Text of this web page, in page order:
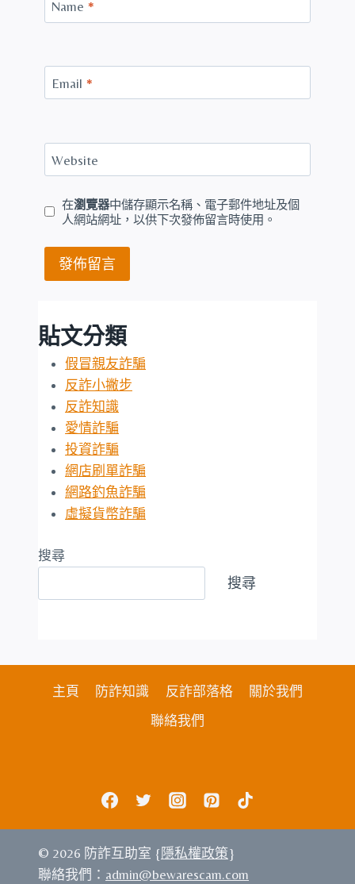
Name *
Email *
Website
在瀏覽器中儲存顯示名稱、電子郵件地址及個
人網站網址，以供下次發佈留言時使用。
貼文分類
假冒親友詐騙
反詐小撇步
反詐知識
愛情詐騙
投資詐騙
網店刷單詐騙
網路釣魚詐騙
虛擬貨幣詐騙
搜尋
搜尋
主頁 防詐知識 反詐部落格
關於我們
聯絡我們
© 2026 防詐互助室 { 隱私權政策}
聯絡我們： admin@bewarescam.com